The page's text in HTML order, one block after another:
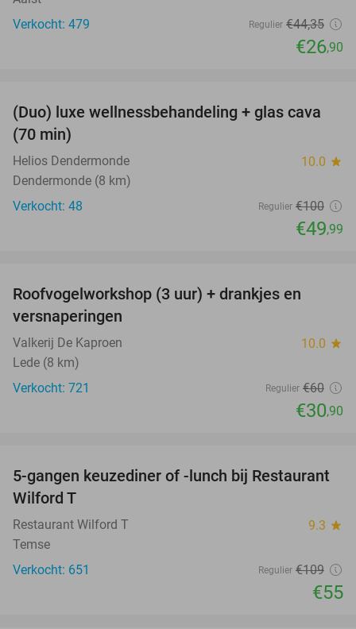
Verkocht: 479
Regulier €44,35
€26,90
50%
(Duo) luxe wellnessbehandeling + glas cava
(70 min)
Helios Dendermonde 10.0 star
Dendermonde (8 km)
Verkocht: 48
Regulier €100
€49,99
Roofvogelworkshop (3 uur) + drankjes en
versnaperingen
Valkerij De Kaproen 10.0 star
Lede (8 km)
Verkocht: 721
Regulier €60
€30,90
50%
5-gangen keuzediner of -lunch bij Restaurant
Wilford T
Restaurant Wilford T 9.3 star
Temse
Verkocht: 651
Regulier €109
€55